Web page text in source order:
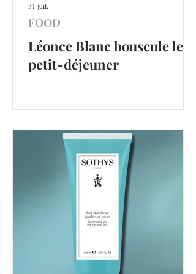
Léonce Blanc bouscule le
petit-déjeuner
FOOD
31 juil.